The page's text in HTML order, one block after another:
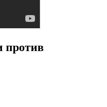
против